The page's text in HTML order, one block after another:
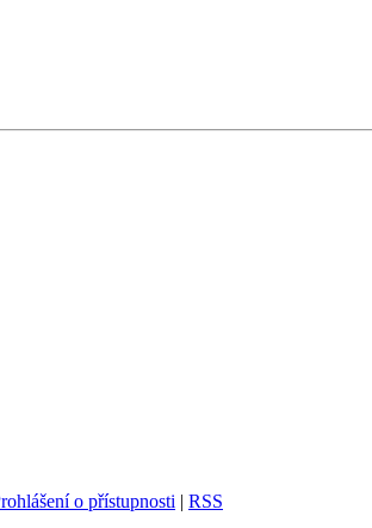
o přístupnosti | RSS